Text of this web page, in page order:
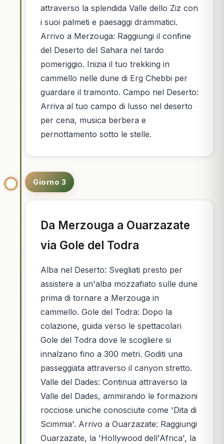
attraverso la splendida Valle dello Ziz con
i suoi palmeti e paesaggi drammatici.
Arrivo a Merzouga: Raggiungi il confine
del Deserto del Sahara nel tardo
pomeriggio. Inizia il tuo trekking in
cammello nelle dune di Erg Chebbi per
guardare il tramonto. Campo nel Deserto:
Arriva al tuo campo di lusso nel deserto
per cena, musica berbera e
pernottamento sotto le stelle.
Giorno 3
Da Merzouga a Ouarzazate
via Gole del Todra
Alba nel Deserto: Svegliati presto per
assistere a un'alba mozzafiato sulle dune
prima di tornare a Merzouga in
cammello. Gole del Todra: Dopo la
colazione, guida verso le spettacolari
Gole del Todra dove le scogliere si
innalzano fino a 300 metri. Goditi una
passeggiata attraverso il canyon stretto.
Valle del Dades: Continua attraverso la
Valle del Dades, ammirando le formazioni
rocciose uniche conosciute come 'Dita di
Scimmia'. Arrivo a Ouarzazate: Raggiungi
Ouarzazate, la 'Hollywood dell'Africa', la